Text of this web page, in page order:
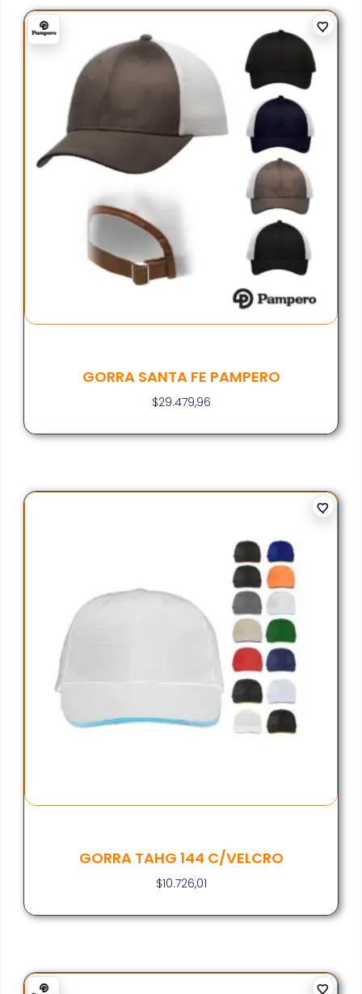
GORRA SANTA FE PAMPERO
$29.479,96
GORRA TAHG 144 C/VELCRO
$10.726,01